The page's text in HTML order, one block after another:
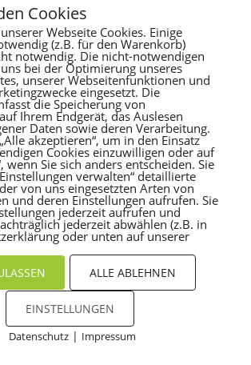
vorhanden.
Cookies
Webseite Cookies. Einige
(z.B. für den Warenkorb)
notwendig. Die nicht-notwendigen
bei der Optimierung unseres
unserer Webseitenfunktionen und
eingesetzt. Die
die Speicherung von
Ihrem Endgerät, das Auslesen
Daten sowie deren Verarbeitung.
akzeptieren“, um in den Einsatz
Cookies einzuwilligen oder auf
wenn Sie sich anders entscheiden. Sie
verwalten“ detaillierte
von uns eingesetzten Arten von
und deren Einstellungen aufrufen. Sie
jederzeit aufrufen und
jederzeit abwählen (z.B. in
oder unten auf unserer
ALLE ABLEHNEN
EINSTELLUNGEN
Datenschutz| Impressum